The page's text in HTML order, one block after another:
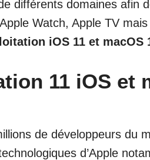
différents domaines afin
Watch, Apple TV
iOS 11 et macOS
11 iOS et
de développeurs du
d’Apple